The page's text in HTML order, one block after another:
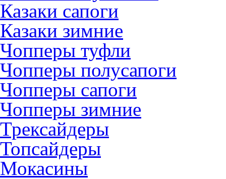
Казаки сапоги
Казаки зимние
Чопперы туфли
Чопперы полусапоги
Чопперы сапоги
Чопперы зимние
Трексайдеры
Топсайдеры
Мокасины